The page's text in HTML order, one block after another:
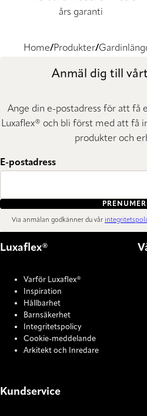
års garanti
Home Produkter
Anmäl dig till
Ange din e-postadress för att få
Luxaflex® och bli först med att få
produkter och
E-postadress
Via anmälan godkänner du vår
Luxaflex®
Varför Luxaflex®
Inspiration
Hållbarhet
Barnsäkerhet
Integritetspolicy
Cookie-meddelande
Arkitekt och Inredare
Kundservice